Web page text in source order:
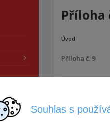
Souhlas s
Příloha
Úvod
Příloha č. 9